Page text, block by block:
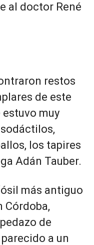
al doctor René
restos
de este
estuvo muy
los tapires
Adán Tauber.
más antiguo
Córdoba,
de
a un